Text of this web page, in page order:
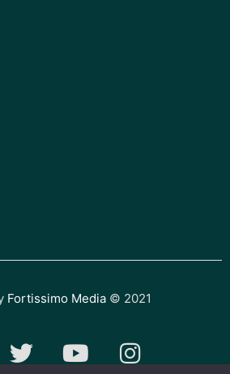
Fortissimo Media© 2021
T
Y
I